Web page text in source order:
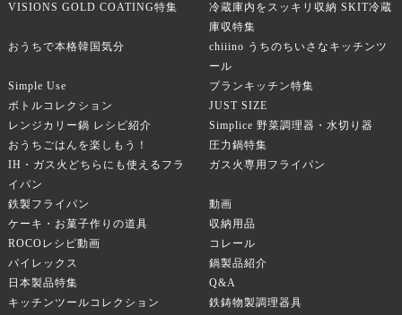
VISIONS GOLD COATING特集
冷蔵庫内をスッキリ収納 SKIT冷蔵
庫収特集
おうちで本格韓国気分
chiiino うちのちいさなキッチンツ
ール
Simple Use
ブランキッチン特集
ボトルコレクション
JUST SIZE
レンジカリー鍋 レシピ紹介
Simplice 野菜調理器・水切り器
おうちごはんを楽しもう！
圧力鍋特集
IH・ガス火どちらにも使えるフラ
イパン
ガス火専用フライパン
鉄製フライパン
動画
ケーキ・お菓子作りの道具
収納用品
ROCOレシピ動画
コレール
パイレックス
鍋製品紹介
日本製品特集
Q&A
キッチンツールコレクション
鉄鋳物製調理器具